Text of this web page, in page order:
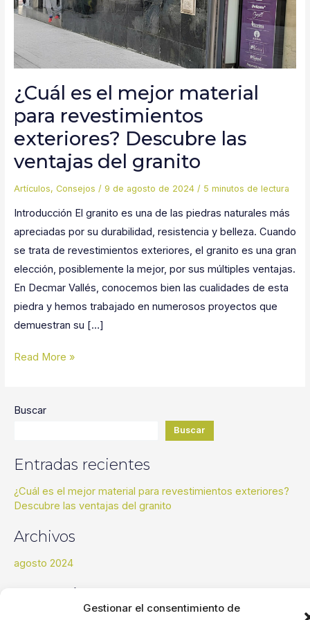
Gestionar el consentimiento de
¿Cuál es el mejor material
para revestimientos
exteriores? Descubre las
ventajas del granito
Artículos, Consejos / 9 de agosto de 2024 / 5 minutos de lectura
Introducción El granito es una de las piedras naturales más
apreciadas por su durabilidad, resistencia y belleza. Cuando
se trata de revestimientos exteriores, el granito es una gran
elección, posiblemente la mejor, por sus múltiples ventajas.
En Decmar Vallés, conocemos bien las cualidades de esta
piedra y hemos trabajado en numerosos proyectos que
demuestran su […]
¿Cuál
mejor
revestimientos
exteriores?
Descubre
ventajas
del
Read More »
Buscar
Buscar
Entradas recientes
¿Cuál es el mejor material para revestimientos exteriores?
Descubre las ventajas del granito
Archivos
agosto 2024
Categorías